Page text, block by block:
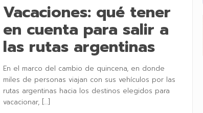
Vacaciones: qué tener
en cuenta para salir a
las rutas argentinas
En el marco del cambio de quincena, en donde
miles de personas viajan con sus vehículos por las
rutas argentinas hacia los destinos elegidos para
vacacionar,[…]